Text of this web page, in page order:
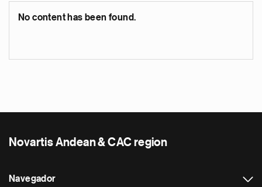
No content has been found.
Novartis Andean & CAC region
Navegador